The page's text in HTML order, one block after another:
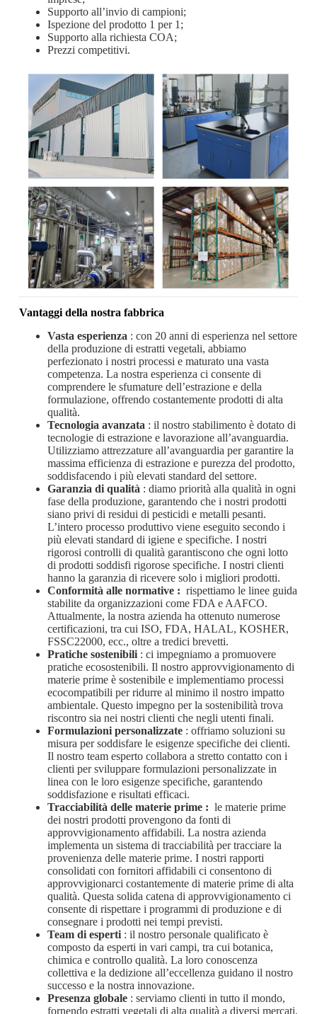
Supporto all’invio di campioni;
Ispezione del prodotto 1 per 1;
Supporto alla richiesta COA;
Prezzi competitivi.
Vantaggi della nostra fabbrica
Vasta esperienza : con 20 anni di esperienza nel settore
della produzione di estratti vegetali, abbiamo
perfezionato i nostri processi e maturato una vasta
competenza. La nostra esperienza ci consente di
comprendere le sfumature dell’estrazione e della
formulazione, offrendo costantemente prodotti di alta
qualità.
Tecnologia avanzata : il nostro stabilimento è dotato di
tecnologie di estrazione e lavorazione all’avanguardia.
Utilizziamo attrezzature all’avanguardia per garantire la
massima efficienza di estrazione e purezza del prodotto,
soddisfacendo i più elevati standard del settore.
Garanzia di qualità : diamo priorità alla qualità in ogni
fase della produzione, garantendo che i nostri prodotti
siano privi di residui di pesticidi e metalli pesanti.
L’intero processo produttivo viene eseguito secondo i
più elevati standard di igiene e specifiche. I nostri
rigorosi controlli di qualità garantiscono che ogni lotto
di prodotti soddisfi rigorose specifiche. I nostri clienti
hanno la garanzia di ricevere solo i migliori prodotti.
Conformità alle normative : rispettiamo le linee guida
stabilite da organizzazioni come FDA e AAFCO.
Attualmente, la nostra azienda ha ottenuto numerose
certificazioni, tra cui ISO, FDA, HALAL, KOSHER,
FSSC22000, ecc., oltre a tredici brevetti.
Pratiche sostenibili: ci impegniamo a promuovere
pratiche ecosostenibili. Il nostro approvvigionamento di
materie prime è sostenibile e implementiamo processi
ecocompatibili per ridurre al minimo il nostro impatto
ambientale. Questo impegno per la sostenibilità trova
riscontro sia nei nostri clienti che negli utenti finali.
Formulazioni personalizzate: offriamo soluzioni su
misura per soddisfare le esigenze specifiche dei clienti.
Il nostro team esperto collabora a stretto contatto con i
clienti per sviluppare formulazioni personalizzate in
linea con le loro esigenze specifiche, garantendo
soddisfazione e risultati efficaci.
Tracciabilità delle materie prime : le materie prime
dei nostri prodotti provengono da fonti di
approvvigionamento affidabili. La nostra azienda
implementa un sistema di tracciabilità per tracciare la
provenienza delle materie prime. I nostri rapporti
consolidati con fornitori affidabili ci consentono di
approvvigionarci costantemente di materie prime di alta
qualità. Questa solida catena di approvvigionamento ci
consente di rispettare i programmi di produzione e di
consegnare i prodotti nei tempi previsti.
Team di esperti: il nostro personale qualificato è
composto da esperti in vari campi, tra cui botanica,
chimica e controllo qualità. La loro conoscenza
collettiva e la dedizione all’eccellenza guidano il nostro
successo e la nostra innovazione.
Presenza globale: serviamo clienti in tutto il mondo,
fornendo estratti vegetali di alta qualità a diversi mercati.